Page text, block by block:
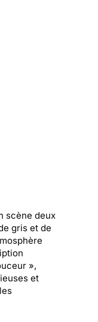
scène deux
gris et de
»,
et